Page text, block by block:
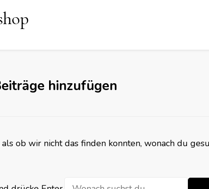
hinzufügen
als ob wir nicht das finden konnten, wonach du